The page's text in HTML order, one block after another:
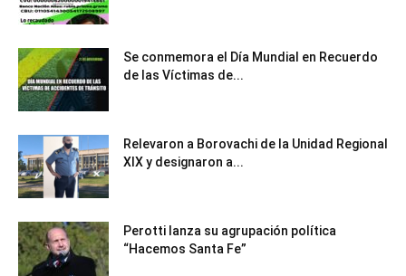
Se conmemora el Día Mundial en Recuerdo
de las Víctimas de...
Relevaron a Borovachi de la Unidad Regional
XIX y designaron a...
Perotti lanza su agrupación política
“Hacemos Santa Fe”